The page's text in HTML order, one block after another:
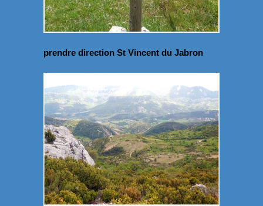
prendre direction St Vincent du Jabron